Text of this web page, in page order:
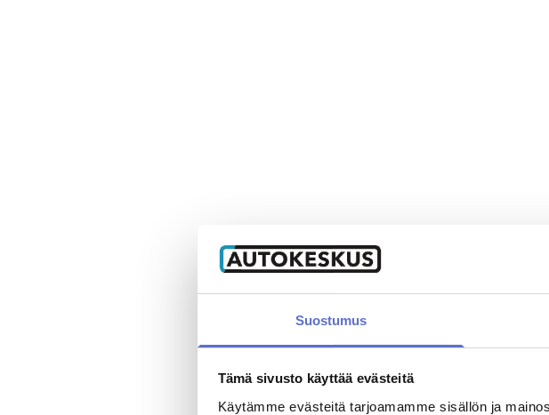
Suostumus
Tämä sivusto käyttää evästeitä
Käytämme evästeitä tarjoamamme sisällön ja